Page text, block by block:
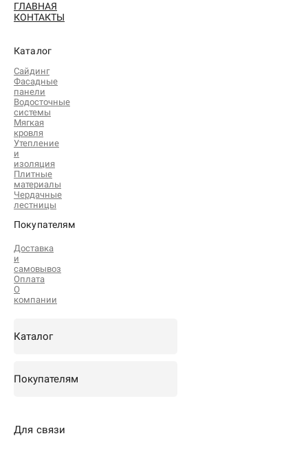
ГЛАВНАЯ
КОНТАКТЫ
Каталог
Сайдинг
Фасадные
панели
Водосточные
системы
Мягкая
кровля
Утепление
и
изоляция
Плитные
материалы
Чердачные
лестницы
Покупателям
Доставка
и
самовывоз
Оплата
О
компании
Каталог
Покупателям
Для связи